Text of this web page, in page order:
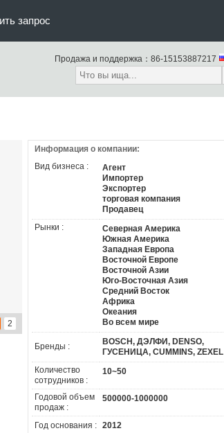
запрос
Продажа и поддержка： 86-15153887217
2
Информация о компании:
Вид бизнеса :
Агент
Импортер
Экспортер
торговая компания
Продавец
Рынки :
Северная Америка
Южная Америка
Западная Европа
Восточной Европе
Восточной Азии
Юго-Восточная Азия
Средний Восток
Африка
Океания
Во всем мире
Бренды :
BOSCH, ДЭЛФИ, DENSO,
ГУСЕНИЦА, CUMMINS, ZEXEL
Количество
сотрудников :
10~50
Годовой объем
продаж :
500000-1000000
Год основания : 2012